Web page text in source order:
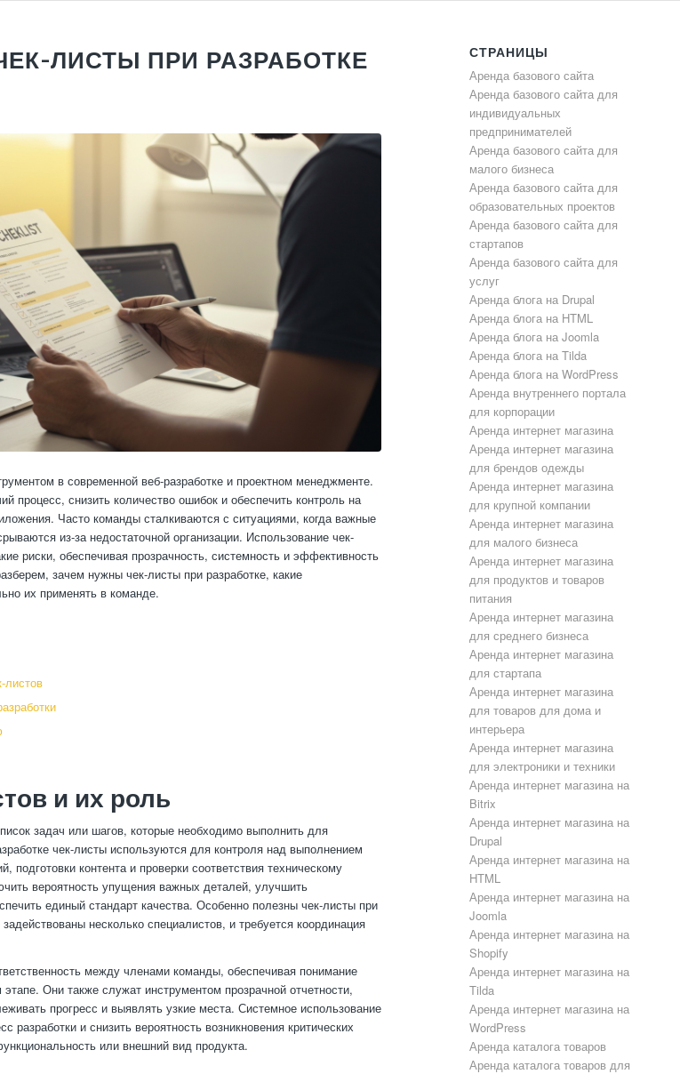
ЛИСТЫ ПРИ РАЗРАБОТКЕ
в современной веб-разработке и проектном менеджменте.
процесс, снизить количество ошибок и обеспечить контроль на
Часто команды сталкиваются с ситуациями, когда важные
из-за недостаточной организации. Использование чек-
риски, обеспечивая прозрачность, системность и эффективность
зачем нужны чек-листы при разработке, какие
их применять в команде.
листов
и их роль
задач или шагов, которые необходимо выполнить для
чек-листы используются для контроля над выполнением
подготовки контента и проверки соответствия техническому
вероятность упущения важных деталей, улучшить
единый стандарт качества. Особенно полезны чек-листы при
несколько специалистов, и требуется координация
между членами команды, обеспечивая понимание
Они также служат инструментом прозрачной отчетности,
прогресс и выявлять узкие места. Системное использование
разработки и снизить вероятность возникновения критических
или внешний вид продукта.
СТРАНИЦЫ
Аренда базового сайта
Аренда базового сайта для
индивидуальных
предпринимателей
Аренда базового сайта для
малого бизнеса
Аренда базового сайта для
образовательных проектов
Аренда базового сайта для
стартапов
Аренда базового сайта для
услуг
Аренда блога на Drupal
Аренда блога на HTML
Аренда блога на Joomla
Аренда блога на Tilda
Аренда блога на WordPress
Аренда внутреннего портала
для корпорации
Аренда интернет магазина
Аренда интернет магазина
для брендов одежды
Аренда интернет магазина
для крупной компании
Аренда интернет магазина
для малого бизнеса
Аренда интернет магазина
для продуктов и товаров
питания
Аренда интернет магазина
для среднего бизнеса
Аренда интернет магазина
для стартапа
Аренда интернет магазина
для товаров для дома и
интерьера
Аренда интернет магазина
для электроники и техники
Аренда интернет магазина на
Bitrix
Аренда интернет магазина на
Drupal
Аренда интернет магазина на
HTML
Аренда интернет магазина на
Joomla
Аренда интернет магазина на
Shopify
Аренда интернет магазина на
Tilda
Аренда интернет магазина на
WordPress
Аренда каталога товаров
Аренда каталога товаров для